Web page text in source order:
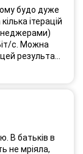
будо дуже
ітерацій
с. Можна
результат,
4-5 МБіт/с.
десятки
Безумовно
В батьків в
не мріяла,